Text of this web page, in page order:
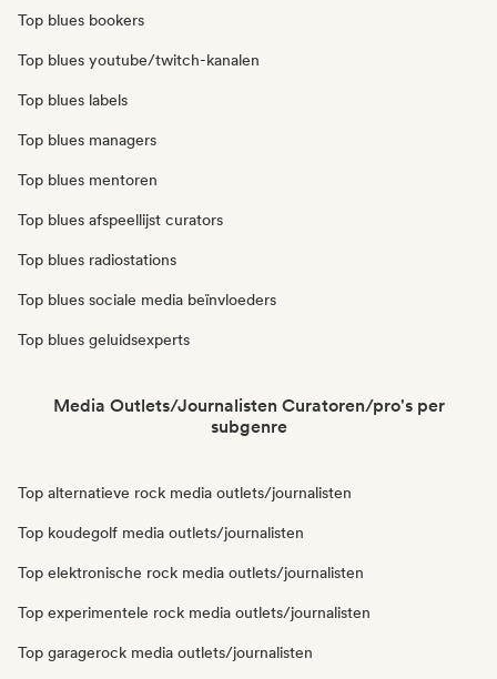
Top blues bookers
Top blues youtube/twitch-kanalen
Top blues labels
Top blues managers
Top blues mentoren
Top blues afspeellijst curators
Top blues radiostations
Top blues sociale media beïnvloeders
Top blues geluidsexperts
Media Outlets/Journalisten Curatoren/pro's per
subgenre
Top alternatieve rock media outlets/journalisten
Top koudegolf media outlets/journalisten
Top elektronische rock media outlets/journalisten
Top experimentele rock media outlets/journalisten
Top garagerock media outlets/journalisten